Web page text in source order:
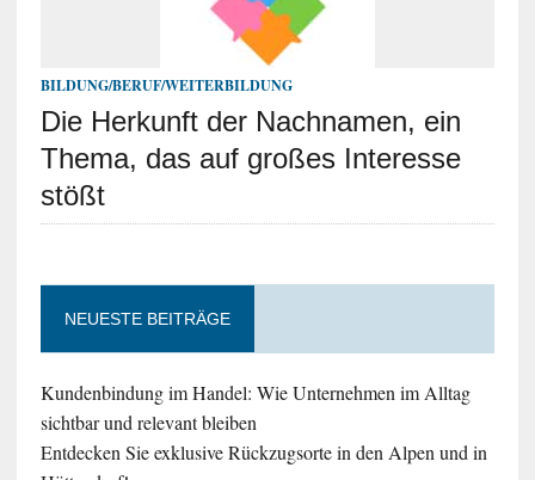
BILDUNG/BERUF/WEITERBILDUNG
Die Herkunft der Nachnamen, ein
Thema, das auf großes Interesse
stößt
NEUESTE BEITRÄGE
Kundenbindung im Handel: Wie Unternehmen im Alltag
sichtbar und relevant bleiben
Entdecken Sie exklusive Rückzugsorte in den Alpen und in